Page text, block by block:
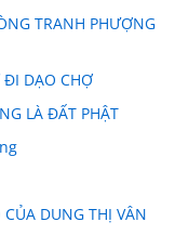
TRANH PHƯỢNG
ĐI DẠO CHỢ
LÀ ĐẤT PHẬT
DUNG THỊ VÂN